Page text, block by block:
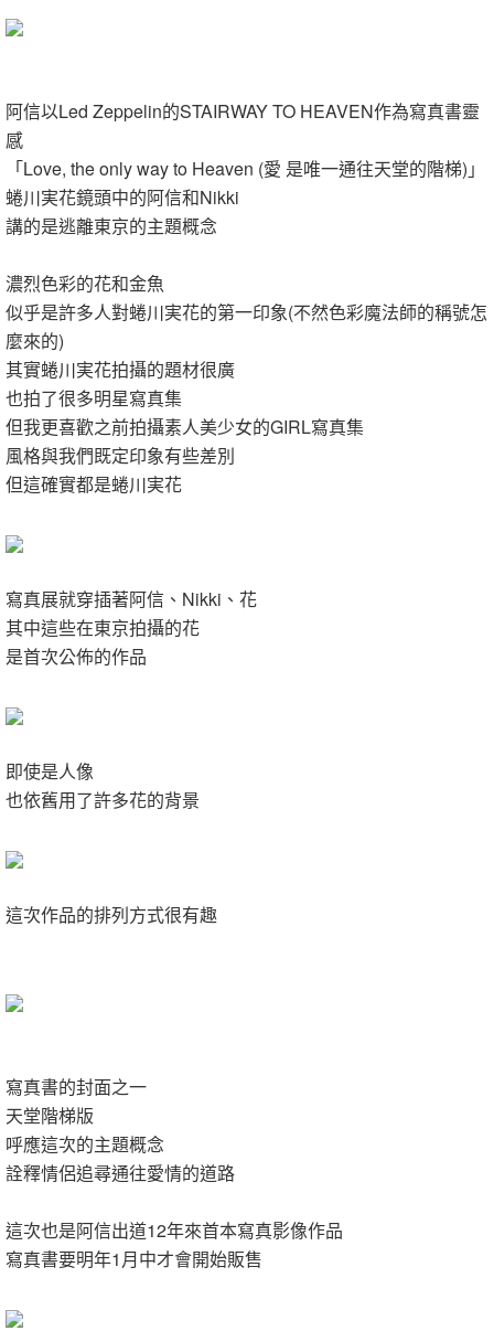
阿信以Led Zeppelin的STAIRWAY TO HEAVEN作為寫真書靈
感
「Love, the only way to Heaven (愛 是唯一通往天堂的階梯)」
蜷川実花鏡頭中的阿信和Nikki
講的是逃離東京的主題概念
濃烈色彩的花和金魚
似乎是許多人對蜷川実花的第一印象(不然色彩魔法師的稱號怎
麼來的)
其實蜷川実花拍攝的題材很廣
也拍了很多明星寫真集
但我更喜歡之前拍攝素人美少女的GIRL寫真集
風格與我們既定印象有些差別
但這確實都是蜷川実花
寫真展就穿插著阿信、Nikki、花
其中這些在東京拍攝的花
是首次公佈的作品
即使是人像
也依舊用了許多花的背景
這次作品的排列方式很有趣
寫真書的封面之一
天堂階梯版
呼應這次的主題概念
詮釋情侶追尋通往愛情的道路
這次也是阿信出道12年來首本寫真影像作品
寫真書要明年1月中才會開始販售